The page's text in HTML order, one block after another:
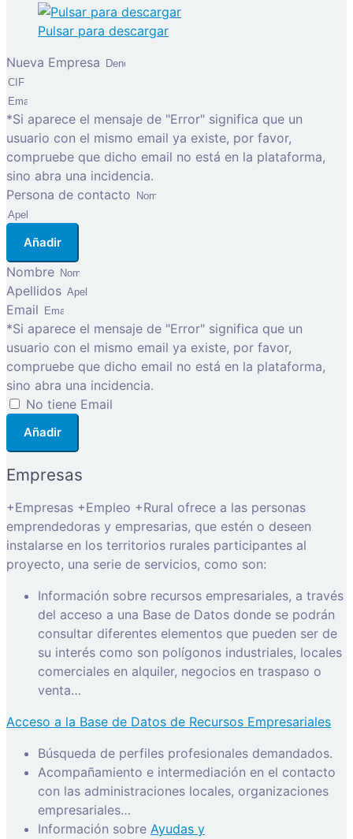
Pulsar para descargar
Nueva Empresa
*Si aparece el mensaje de "Error" significa que un
usuario con el mismo email ya existe, por favor,
compruebe que dicho email no está en la plataforma,
sino abra una incidencia.
Persona de contacto
Añadir
Nombre
Apellidos
Email
*Si aparece el mensaje de "Error" significa que un
usuario con el mismo email ya existe, por favor,
compruebe que dicho email no está en la plataforma,
sino abra una incidencia.
No tiene Email
Añadir
Empresas
+Empresas +Empleo +Rural ofrece a las personas
emprendedoras y empresarias, que estén o deseen
instalarse en los territorios rurales participantes al
proyecto, una serie de servicios, como son:
Información sobre recursos empresariales, a través
del acceso a una Base de Datos donde se podrán
consultar diferentes elementos que pueden ser de
su interés como son polígonos industriales, locales
comerciales en alquiler, negocios en traspaso o
venta…
Acceso a la Base de Datos de Recursos Empresariales
Búsqueda de perfiles profesionales demandados.
Acompañamiento e intermediación en el contacto
con las administraciones locales, organizaciones
empresariales…
Información sobre Ayudas y